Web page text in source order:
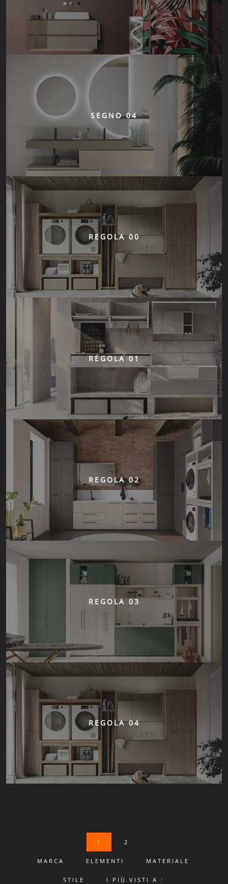
SEGNO 04
REGOLA 00
REGOLA 01
REGOLA 02
REGOLA 03
REGOLA 04
1 2
MARCA ELEMENTI MATERIALE
STILE I PIÙ VISTI A :